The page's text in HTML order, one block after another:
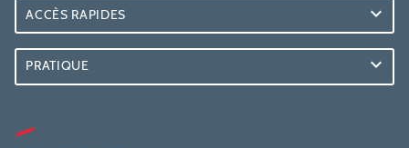
ACCÈS RAPIDES
PRATIQUE